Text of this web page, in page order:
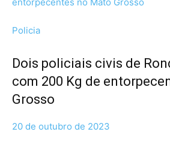
Policia
Dois policiais civis de
com 200 Kg de
Grosso
20 de outubro de 2023